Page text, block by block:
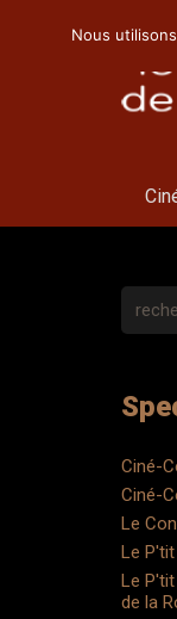
Ciné-
Ciné-
Le
Le
Le
de la
Nous